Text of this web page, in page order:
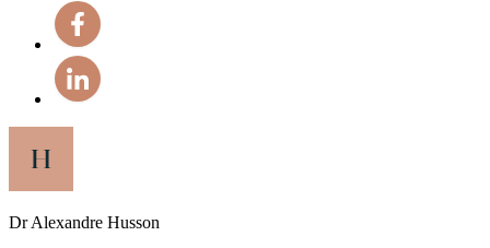
Dr Alexandre Husson